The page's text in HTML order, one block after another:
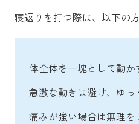
寝返りを打つ際は、以下の
体全体を一塊として動か
急激な動きは避け、ゆっ
痛みが強い場合は無理を